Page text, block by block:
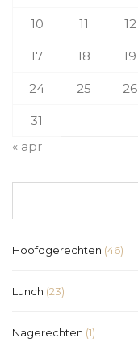
10 11 12
17 18 19
24 25 26
31
« apr
Hoofdgerechten (46)
Lunch (23)
Nagerechten (1)